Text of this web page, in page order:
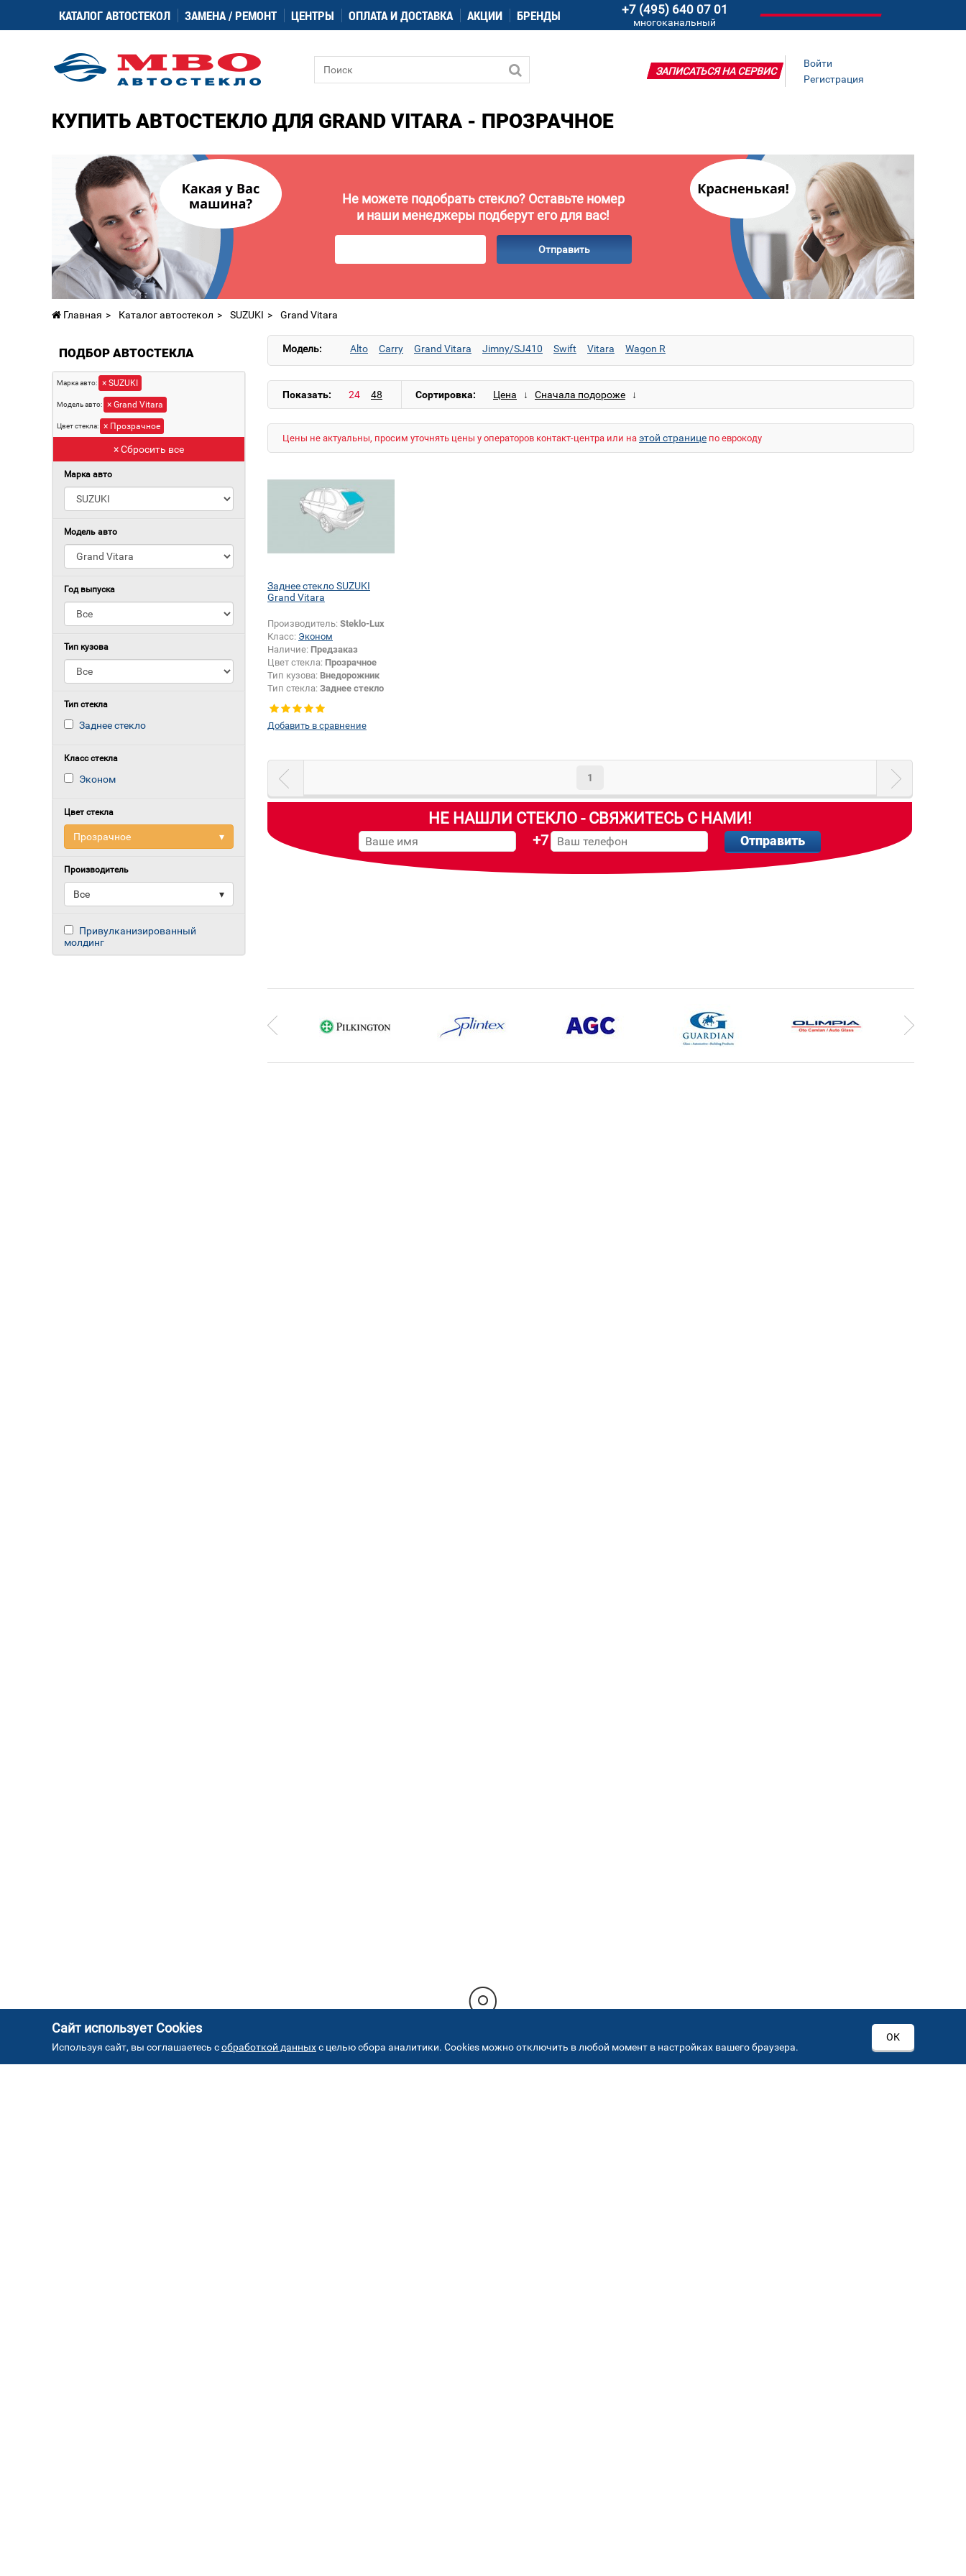
КАТАЛОГ АВТОСТЕКОЛ ЗАМЕНА / РЕМОНТ ЦЕНТРЫ ОПЛАТА И ДОСТАВКА АКЦИИ БРЕНДЫ +7 (495) 640 07 01
многоканальный
Войти
Регистрация
ЗАПИСАТЬСЯ НА СЕРВИС
КУПИТЬ АВТОСТЕКЛО ДЛЯ GRAND VITARA - ПРОЗРАЧНОЕ
Не можете подобрать стекло? Оставьте номер
и наши менеджеры подберут его для вас!
Отправить
Главная Каталог автостекол SUZUKI Grand Vitara
ПОДБОР АВТОСТЕКЛА
Марка авто: × SUZUKI
Модель авто: × Grand Vitara
Цвет стекла: × Прозрачное
× Сбросить все
Марка авто
Модель авто
Год выпуска
Тип кузова
Тип стекла
Заднее стекло
Класс стекла
Эконом
Цвет стекла
▾
Прозрачное
Производитель
▾
Все
Привулканизированный
молдинг
Модель: Alto Carry Grand Vitara Jimny/SJ410 Swift Vitara Wagon R
Показать: Сортировка:
Цены не актуальны, просим уточнять цены у операторов контакт-центра или на этой странице по еврокоду
Заднее стекло SUZUKI
Grand Vitara
Производитель: Steklo-Lux
Класс: Эконом
Наличие: Предзаказ
Цвет стекла: Прозрачное
Тип кузова: Внедорожник
Тип стекла: Заднее стекло
Добавить в сравнение
1
НЕ НАШЛИ СТЕКЛО - СВЯЖИТЕСЬ С НАМИ!
+7 Отправить
АДРЕСА НАШИХ СЕРВИСНЫХ ЦЕНТРОВ
Сайт использует Cookies
Используя сайт, вы соглашаетесь собработкой данныхс целью сбора аналитики. Cookies можно отключить в любой момент в настройках вашего браузера.
ОК